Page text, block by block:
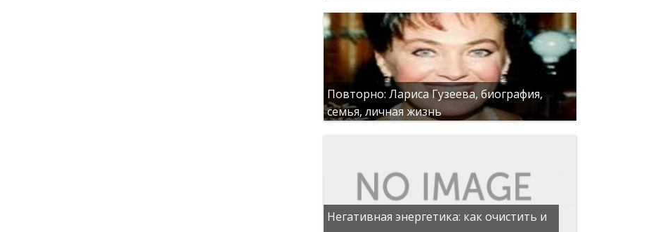
Повторно: Лариса Гузеева, биография,
семья, личная жизнь
Негативная энергетика: как очистить и